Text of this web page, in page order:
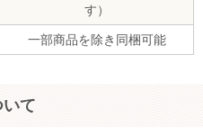
す）
一部商品を除き同梱可能
て